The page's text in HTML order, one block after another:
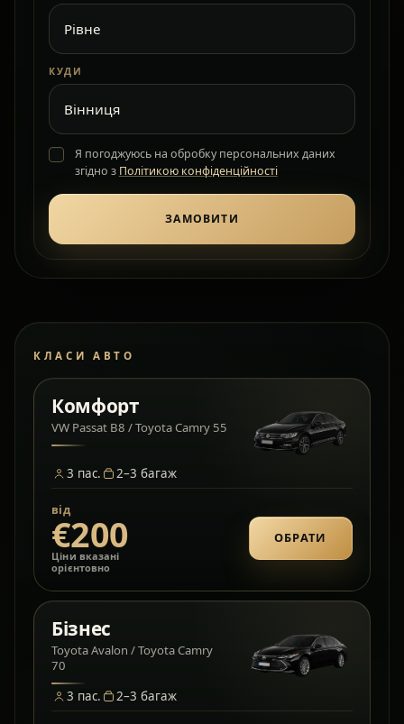
КУДИ
Я погоджуюсь на обробку персональних даних
згідно з Політикою конфіденційності
ЗАМОВИТИ
КЛАСИ АВТО
Комфорт
VW Passat B8 / Toyota Camry 55
3 пас. 2–3 багаж
від
€200
Ціни вказані
орієнтовно
ОБРАТИ
Бізнес
Toyota Avalon / Toyota Camry
70
3 пас. 2–3 багаж